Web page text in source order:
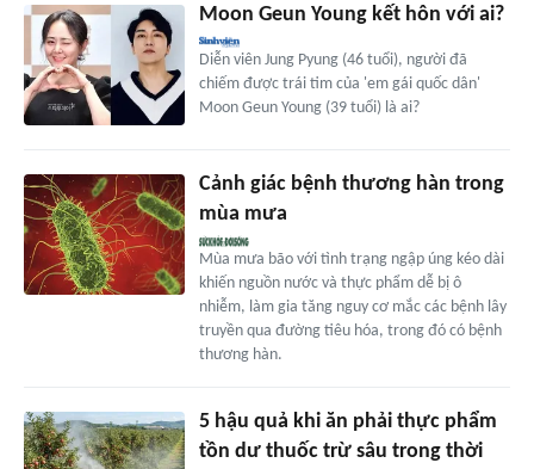
Moon Geun Young kết hôn với ai?
Diễn viên Jung Pyung (46 tuổi), người đã
chiếm được trái tim của 'em gái quốc dân'
Moon Geun Young (39 tuổi) là ai?
Cảnh giác bệnh thương hàn trong
mùa mưa
Mùa mưa bão với tình trạng ngập úng kéo dài
khiến nguồn nước và thực phẩm dễ bị ô
nhiễm, làm gia tăng nguy cơ mắc các bệnh lây
truyền qua đường tiêu hóa, trong đó có bệnh
thương hàn.
5 hậu quả khi ăn phải thực phẩm
tồn dư thuốc trừ sâu trong thời